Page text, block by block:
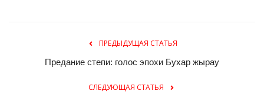
ПРЕДЫДУЩАЯ СТАТЬЯ
Предание степи: голос эпохи Бухар жырау
СЛЕДУЮЩАЯ СТАТЬЯ